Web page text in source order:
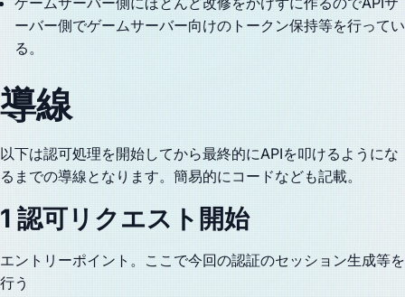
ーバー側でゲームサーバー向けのトークン保持等を行ってい
る。
導線
以下は認可処理を開始してから最終的にAPIを叩けるようにな
るまでの導線となります。簡易的にコードなども記載。
1 認可リクエスト開始
エントリーポイント。ここで今回の認証のセッション生成等を
行う